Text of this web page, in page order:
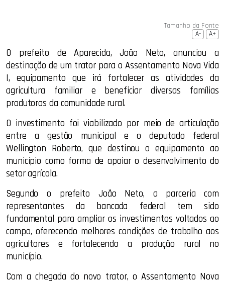
Tamanho da Fonte
A- A+
O prefeito de Aparecida, João Neto, anunciou a
destinação de um trator para o Assentamento Nova Vida
I, equipamento que irá fortalecer as atividades da
agricultura familiar e beneficiar diversas famílias
produtoras da comunidade rural.
O investimento foi viabilizado por meio de articulação
entre a gestão municipal e o deputado federal
Wellington Roberto, que destinou o equipamento ao
município como forma de apoiar o desenvolvimento do
setor agrícola.
Segundo o prefeito João Neto, a parceria com
representantes da bancada federal tem sido
fundamental para ampliar os investimentos voltados ao
campo, oferecendo melhores condições de trabalho aos
agricultores e fortalecendo a produção rural no
município.
Com a chegada do novo trator, o Assentamento Nova